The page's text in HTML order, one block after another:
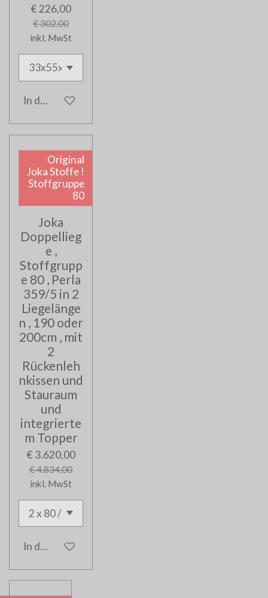
€ 226,00
€ 302,00
inkl. MwSt
In den Warenkorb
Original
Joka Stoffe !
Stoffgruppe
80
Joka
Doppellieg
e ,
Stoffgrupp
e 80 , Perla
359/5 in 2
Liegelänge
n , 190 oder
200cm , mit
2
Rückenleh
nkissen und
Stauraum
und
integrierte
m Topper
€ 3.620,00
€ 4.834,00
inkl. MwSt
In den Warenkorb